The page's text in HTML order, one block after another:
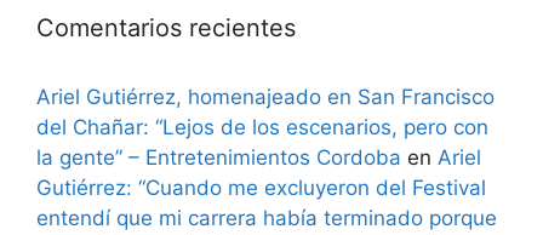
Comentarios recientes
Ariel Gutiérrez, homenajeado en San Francisco
del Chañar: “Lejos de los escenarios, pero con
la gente” – Entretenimientos Cordoba en Ariel
Gutiérrez: “Cuando me excluyeron del Festival
entendí que mi carrera había terminado porque